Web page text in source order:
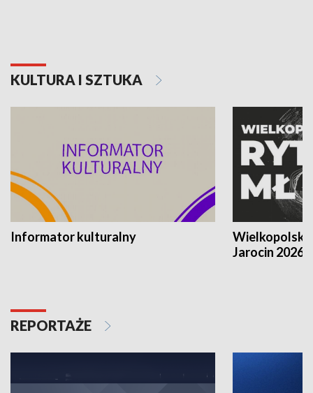
KULTURA I SZTUKA
Informator kulturalny
Jarocin 2026
REPORTAŻE